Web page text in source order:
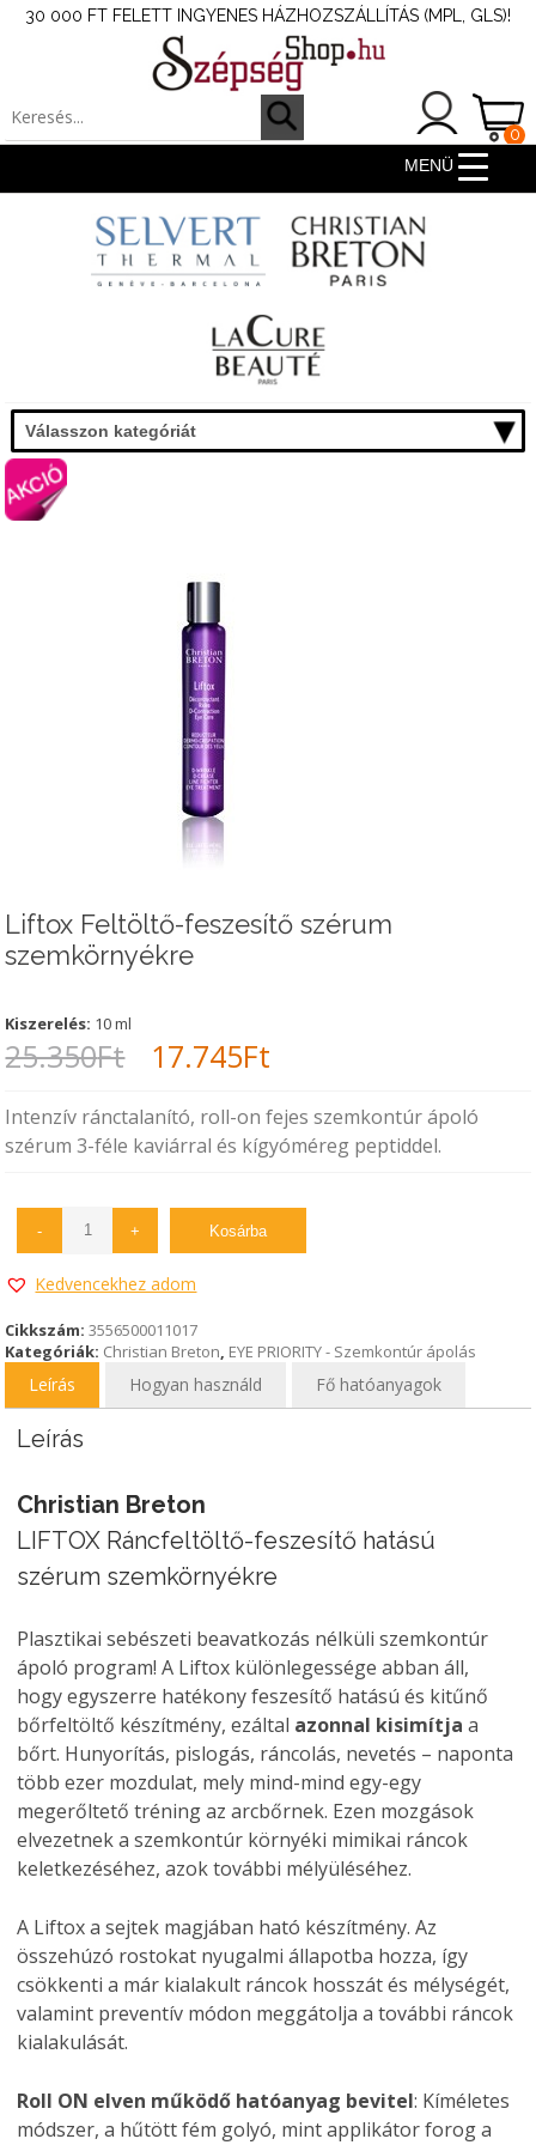
30 000 FT FELETT INGYENES HÁZHOZSZÁLLÍTÁS (MPL, GLS)!
0
MENÜ
Válasszon kategóriát
Liftox Feltöltő-feszesítő szérum
szemkörnyékre
Kiszerelés: 10 ml
25.350Ft
Original
price
was:
17.745Ft
price
is:
Intenzív ránctalanító, roll-on fejes szemkontúr ápoló
szérum 3-féle kaviárral és kígyóméreg peptiddel.
- + Kosárba
Kedvencekhez adom
Cikkszám:3556500011017
Kategóriák: Christian Breton, EYE PRIORITY - Szemkontúr ápolás
Leírás Hogyan használd Fő hatóanyagok
Leírás
Christian Breton
LIFTOX Ráncfeltöltő-feszesítő hatású
szérum szemkörnyékre
Plasztikai sebészeti beavatkozás nélküli szemkontúr
ápoló program! A Liftox különlegessége abban áll,
hogy egyszerre hatékony feszesítő hatású és kitűnő
bőrfeltöltő készítmény, ezáltal azonnal kisimítja a
bőrt. Hunyorítás, pislogás, ráncolás, nevetés – naponta
több ezer mozdulat, mely mind-mind egy-egy
megerőltető tréning az arcbőrnek. Ezen mozgások
elvezetnek a szemkontúr környéki mimikai ráncok
keletkezéséhez, azok további mélyüléséhez.
A Liftox a sejtek magjában ható készítmény. Az
összehúzó rostokat nyugalmi állapotba hozza, így
csökkenti a már kialakult ráncok hosszát és mélységét,
valamint preventív módon meggátolja a további ráncok
kialakulását.
Roll ON elven működő hatóanyag bevitel: Kíméletes
módszer, a hűtött fém golyó, mint applikátor forog a